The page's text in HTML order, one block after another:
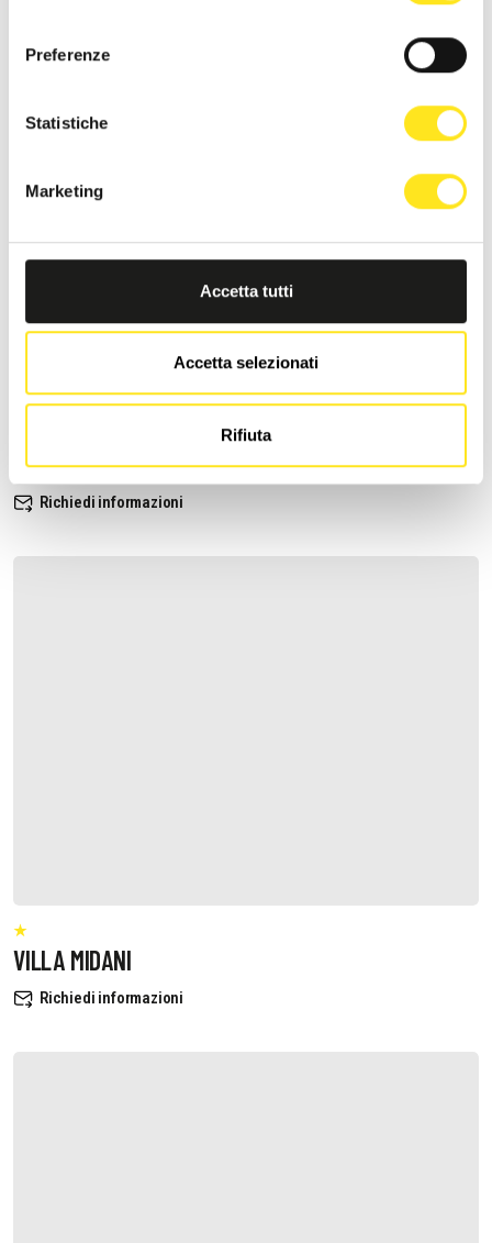
Preferenze
Statistiche
Marketing
Accetta tutti
Accetta selezionati
Rifiuta
LA DIMORA DI MARA
Richiedi informazioni
VILLA MIDANI
Richiedi informazioni